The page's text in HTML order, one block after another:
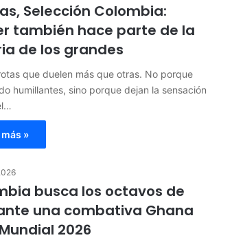
Selección Colombia:
también hace parte de la
de los grandes
que duelen más que otras. No porque
humillantes, sino porque dejan la sensación
»
busca los octavos de
una combativa Ghana
2026